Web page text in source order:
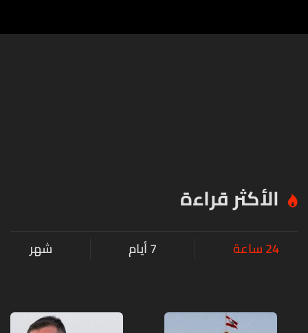
الأكثر قراءة
24 ساعة 7 أيام شهر